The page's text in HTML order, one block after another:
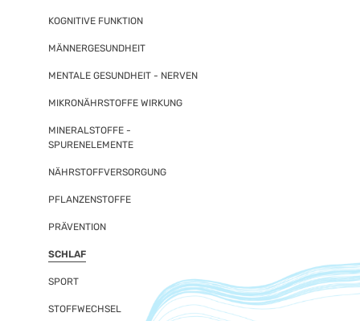
KOGNITIVE FUNKTION
MÄNNERGESUNDHEIT
MENTALE GESUNDHEIT - NERVEN
MIKRONÄHRSTOFFE WIRKUNG
MINERALSTOFFE -
SPURENELEMENTE
NÄHRSTOFFVERSORGUNG
PFLANZENSTOFFE
PRÄVENTION
SCHLAF
SPORT
STOFFWECHSEL